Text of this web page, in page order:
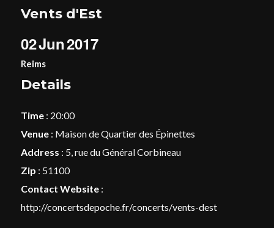
Username or email address
Password*
Vents d'Est
02Jun2017
Reims
Details
Time : 20:00
Venue : Maison de Quartier des Épinettes
Address : 5, rue du Général Corbineau
Zip : 51100
Contact Website :
http://concertsdepoche.fr/concerts/vents-dest